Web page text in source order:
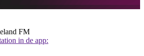
FM
in de app: